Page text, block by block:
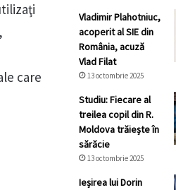
care
Vladimir Plahotniuc,
acoperit al SIE din
România, acuză
Vlad Filat
13 octombrie 2025
Studiu: Fiecare al
treilea copil din R.
Moldova trăiește în
sărăcie
13 octombrie 2025
Ieșirea lui Dorin